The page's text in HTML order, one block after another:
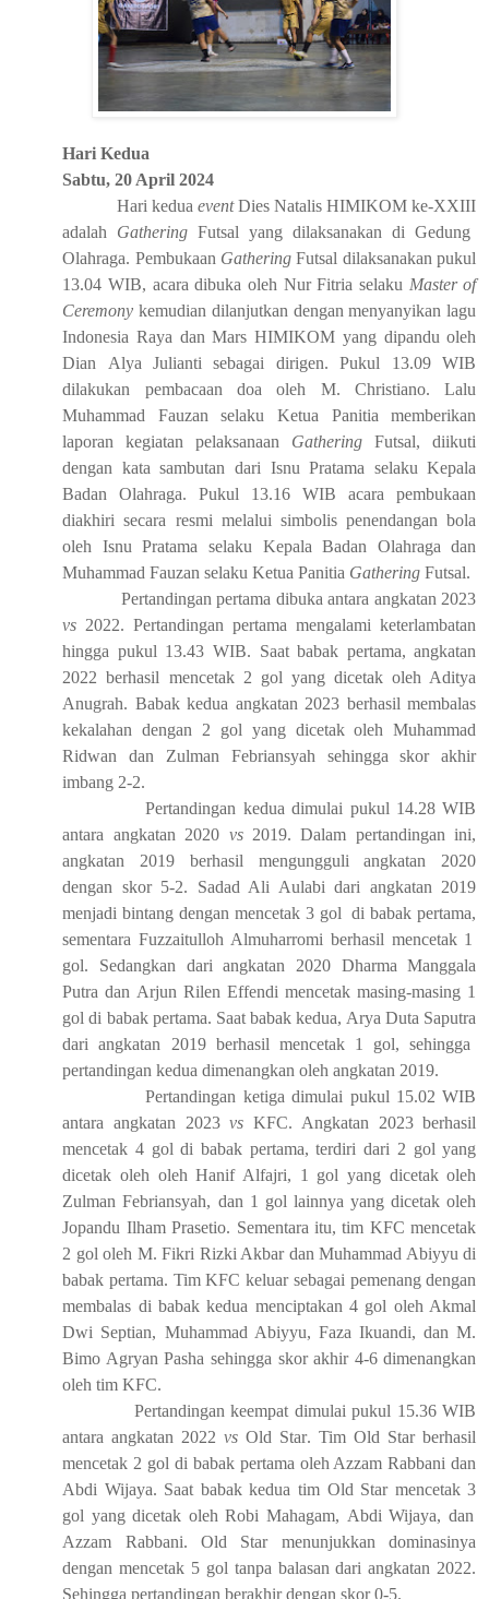
Hari Kedua
Sabtu,20 April 2024
Hari kedua eventDies Natalis HIMIKOM ke-XXIII
adalah Gathering Futsal yang dilaksanakan di Gedung
Olahraga. Pembukaan Gathering Futsal dilaksanakanpukul
13.04 WIB, acara dibuka oleh Nur Fitria selaku Master of
Ceremony kemudian dilanjutkan dengan menyanyikan lagu
Indonesia Raya dan Mars HIMIKOM yang dipandu oleh
Dian
Alya Julianti sebagai dirigen.Pukul 13.09 WIB
dilakukan pembacaan doa oleh M. Christiano.Lalu
Muhammad Fauzan selaku Ketua Panitia memberikan
laporan kegiatanpelaksanaan GatheringFutsal, diikuti
dengan kata sambutan dari Isnu Pratama selakuKepala
Badan Olahraga. Pukul 13.16 WIBacara pembukaan
diakhiri secara resmi melalui simbolis penendangan bola
oleh Isnu Pratama selaku Kepala Badan Olahraga dan
Muhammad Fauzan selaku Ketua Panitia Gathering Futsal.
Pertandinganpertama dibukaantara angkatan 2023
vs 2022. Pertandingan pertamamengalami keterlambatan
hingga pukul 13.43 WIB. Saat babak pertama,angkatan
2022 berhasil mencetak 2 gol yang dicetak oleh Aditya
Anugrah. Babak kedua angkatan 2023 berhasil membalas
kekalahan dengan 2 gol yang dicetakolehMuhammad
Ridwan dan Zulman Febriansyah sehingga skor akhir
imbang 2-2.
Pertandingan kedua dimulai pukul 14.28 WIB
antara angkatan 2020 vs 2019.Dalam pertandingan ini,
angkatan 2019 berhasil mengungguli angkatan 2020
dengan skor 5-2. Sadad Ali Aulabi dari angkatan 2019
menjadi bintang dengan mencetak 3 gol di babak pertama,
sementara Fuzzaitulloh Almuharromi berhasil mencetak 1
gol. Sedangkan dari angkatan 2020 Dharma Manggala
Putra dan Arjun Rilen Effendi mencetak masing-masing 1
gol di babak pertama. Saat babak kedua, Arya Duta Saputra
dari angkatan 2019 berhasil mencetak 1 gol, sehingga
pertandingan keduadimenangkan olehangkatan 2019.
Pertandingan ketiga dimulai pukul 15.02 WIB
antara angkatan 2023vsKFC. Angkatan 2023 berhasil
mencetak 4 gol di babak pertama, terdiri dari 2 gol yang
dicetak oleh olehHanif Alfajri, 1 gol yang dicetak oleh
Zulman Febriansyah, dan 1 gol lainnya yang dicetak oleh
Jopandu Ilham Prasetio. Sementara itu, tim KFC mencetak
2 gol oleh M. Fikri Rizki Akbar dan Muhammad Abiyyu di
babak pertama. Tim KFC keluar sebagai pemenang dengan
membalas di babak kedua menciptakan4 gol oleh Akmal
Dwi Septian, Muhammad Abiyyu, Faza Ikuandi, dan M.
Bimo Agryan Pasha sehingga skor akhir 4-6 dimenangkan
oleh tim KFC.
Pertandingankeempat dimulai pukul 15.36WIB
antara angkatan 2022vsOld Star. TimOld Star berhasil
mencetak 2 gol di babak pertama oleh Azzam Rabbani dan
Abdi Wijaya. Saat babak keduatim Old Star mencetak3
gol yang dicetak oleh Robi Mahagam, Abdi Wijaya, dan
Azzam Rabbani.Old Star menunjukkan dominasinya
dengan mencetak 5 gol tanpa balasan dari angkatan 2022.
Sehinggapertandingan berakhir denganskor 0-5.